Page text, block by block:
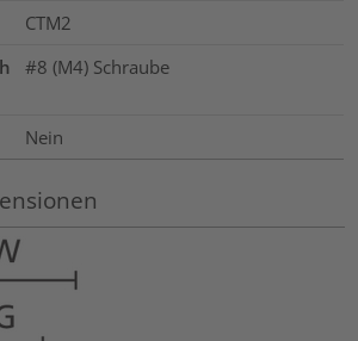
CTM2
#8 (M4) Schraube
Nein